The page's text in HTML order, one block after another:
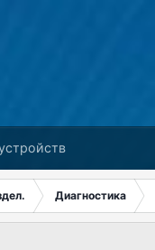
Диагностика